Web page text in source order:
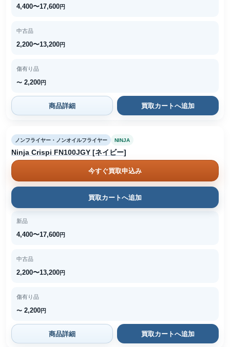
4,400〜17,600円
中古品
2,200〜13,200円
傷有り品
〜 2,200円
商品詳細 買取カートへ追加
ノンフライヤー・ノンオイルフライヤー NINJA
Ninja Crispi FN100JGY [ネイビー]
今すぐ買取申込み
買取カートへ追加
新品
4,400〜17,600円
中古品
2,200〜13,200円
傷有り品
〜 2,200円
商品詳細 買取カートへ追加